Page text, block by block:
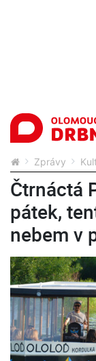
Zprávy
Čtrnáctá
pátek,
nebem v